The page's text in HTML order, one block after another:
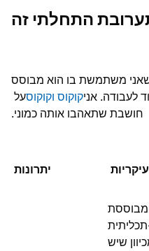
התחלתי זה
משתמשת בו הוא מבוסס
עלקוקוס וקוקוסלעבודה. אני
חושבת שתאהבו אותה כמוני.
יתרונות
שיש